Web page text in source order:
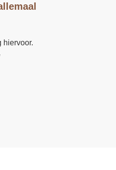
hiervoor.